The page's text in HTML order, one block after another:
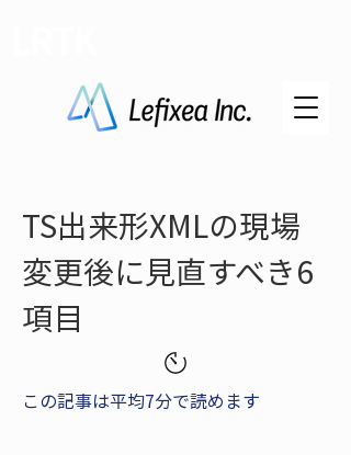
TS出来形XMLの現場
変更後に見直すべき6
項目
この記事は平均7分で読めます